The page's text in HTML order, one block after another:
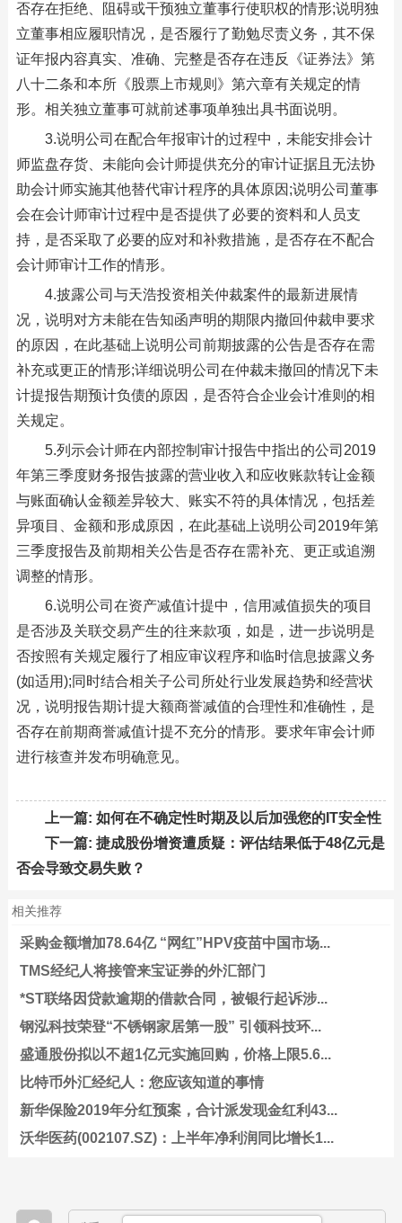
否存在拒绝、阻碍或干预独立董事行使职权的情形;说明独
立董事相应履职情况，是否履行了勤勉尽责义务，其不保
证年报内容真实、准确、完整是否存在违反《证券法》第
八十二条和本所《股票上市规则》第六章有关规定的情
形。相关独立董事可就前述事项单独出具书面说明。
3.说明公司在配合年报审计的过程中，未能安排会计
师监盘存货、未能向会计师提供充分的审计证据且无法协
助会计师实施其他替代审计程序的具体原因;说明公司董事
会在会计师审计过程中是否提供了必要的资料和人员支
持，是否采取了必要的应对和补救措施，是否存在不配合
会计师审计工作的情形。
4.披露公司与天浩投资相关仲裁案件的最新进展情
况，说明对方未能在告知函声明的期限内撤回仲裁申要求
的原因，在此基础上说明公司前期披露的公告是否存在需
补充或更正的情形;详细说明公司在仲裁未撤回的情况下未
计提报告期预计负债的原因，是否符合企业会计准则的相
关规定。
5.列示会计师在内部控制审计报告中指出的公司2019
年第三季度财务报告披露的营业收入和应收账款转让金额
与账面确认金额差异较大、账实不符的具体情况，包括差
异项目、金额和形成原因，在此基础上说明公司2019年第
三季度报告及前期相关公告是否存在需补充、更正或追溯
调整的情形。
6.说明公司在资产减值计提中，信用减值损失的项目
是否涉及关联交易产生的往来款项，如是，进一步说明是
否按照有关规定履行了相应审议程序和临时信息披露义务
(如适用);同时结合相关子公司所处行业发展趋势和经营状
况，说明报告期计提大额商誉减值的合理性和准确性，是
否存在前期商誉减值计提不充分的情形。要求年审会计师
进行核查并发布明确意见。
上一篇: 如何在不确定性时期及以后加强您的IT安全性
下一篇: 捷成股份增资遭质疑：评估结果低于48亿元是
否会导致交易失败？
相关推荐
采购金额增加78.64亿 “网红”HPV疫苗中国市场...
TMS经纪人将接管来宝证券的外汇部门
*ST联络因贷款逾期的借款合同，被银行起诉涉...
钢泓科技荣登“不锈钢家居第一股” 引领科技环...
盛通股份拟以不超1亿元实施回购，价格上限5.6...
比特币外汇经纪人：您应该知道的事情
新华保险2019年分红预案，合计派发现金红利43...
沃华医药(002107.SZ)：上半年净利润同比增长1...